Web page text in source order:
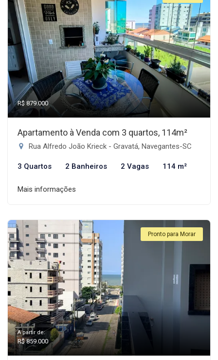
R$ 879.000
Apartamento à Venda com 3 quartos, 114m²
Rua Alfredo João Krieck - Gravatá, Navegantes-SC
3 Quartos 2 Banheiros 2 Vagas 114 m²
Mais informações
Pronto para Morar
A partir de:
R$ 859.000